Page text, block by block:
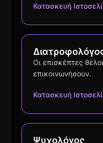
Κατασκευή
Οι επισκέπτες
επικοινωνήσουν.
Κατασκευή
Ψυχολόγος